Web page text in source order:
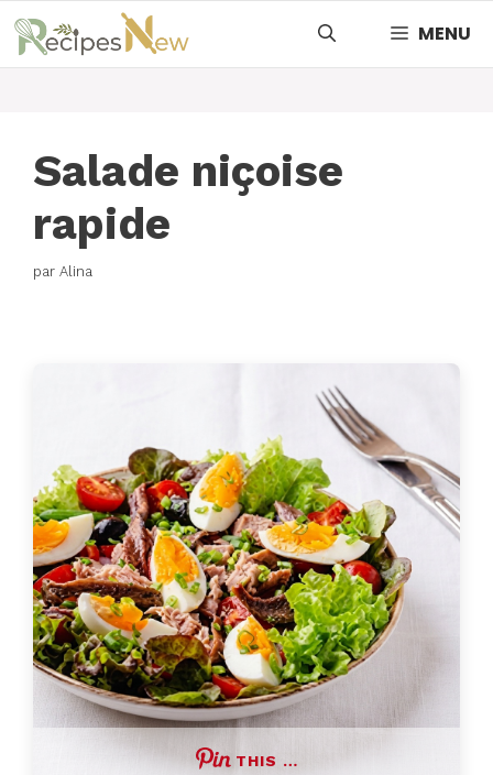
Aller
au
MENU
Salade niçoise
rapide
par Alina
THIS …